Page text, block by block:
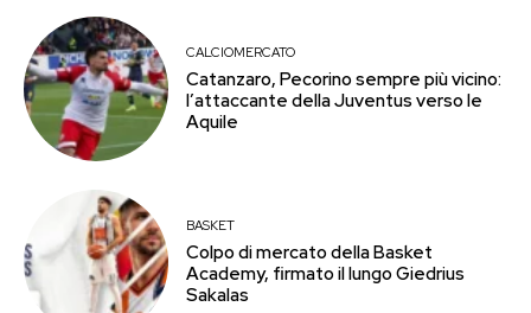
CALCIOMERCATO
Catanzaro, Pecorino sempre più vicino:
l’attaccante della Juventus verso le
Aquile
BASKET
Colpo di mercato della Basket
Academy, firmato il lungo Giedrius
Sakalas